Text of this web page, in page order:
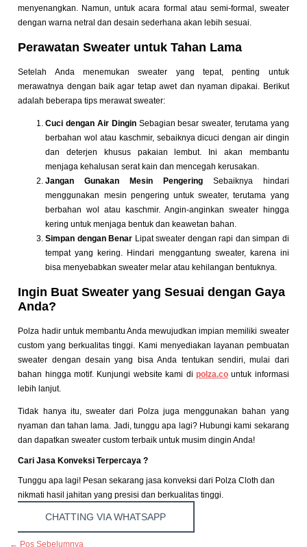
menyenangkan. Namun, untuk acara formal atau semi-formal, sweater
dengan warna netral dan desain sederhana akan lebih sesuai.
Perawatan Sweater untuk Tahan Lama
Setelah Anda menemukan sweater yang tepat, penting untuk
merawatnya dengan baik agar tetap awet dan nyaman dipakai. Berikut
adalah beberapa tips merawat sweater:
Cuci dengan Air Dingin Sebagian besar sweater, terutama yang
berbahan wol atau kaschmir, sebaiknya dicuci dengan air dingin
dan deterjen khusus pakaian lembut. Ini akan membantu
menjaga kehalusan serat kain dan mencegah kerusakan.
Jangan Gunakan Mesin Pengering
Sebaiknya hindari
menggunakan mesin pengering untuk sweater, terutama yang
berbahan wol atau kaschmir. Angin-anginkan sweater hingga
kering untuk menjaga bentuk dan keawetan bahan.
Simpan dengan Benar Lipat sweater dengan rapi dan simpan di
tempat yang kering. Hindari menggantung sweater, karena ini
bisa menyebabkan sweater melar atau kehilangan bentuknya.
Ingin Buat Sweater yang Sesuai dengan Gaya
Anda?
Polza hadir untuk membantu Anda mewujudkan impian memiliki sweater
custom yang berkualitas tinggi. Kami menyediakan layanan pembuatan
sweater dengan desain yang bisa Anda tentukan sendiri, mulai dari
bahan hingga motif. Kunjungi website kami di polza.countuk informasi
lebih lanjut.
Tidak hanya itu, sweater dari Polza juga menggunakan bahan yang
nyaman dan tahan lama. Jadi, tunggu apa lagi? Hubungi kami sekarang
dan dapatkan sweater custom terbaik untuk musim dingin Anda!
Cari Jasa Konveksi Terpercaya ?
Tunggu apa lagi! Pesan sekarang jasa konveksi dari Polza Cloth dan
nikmati hasil jahitan yang presisi dan berkualitas tinggi.
CHATTING VIA WHATSAPP
← Pos Sebelumnya